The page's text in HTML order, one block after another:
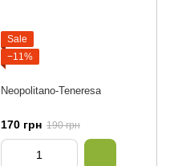
Sale
−11%
Neopolitano-Teneresa
170 грн 190 грн